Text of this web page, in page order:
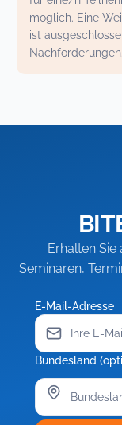
möglich. Eine
ist
Nachforderungen.
Erhalten
Seminaren,
E-Mail-Adresse
Bundesland